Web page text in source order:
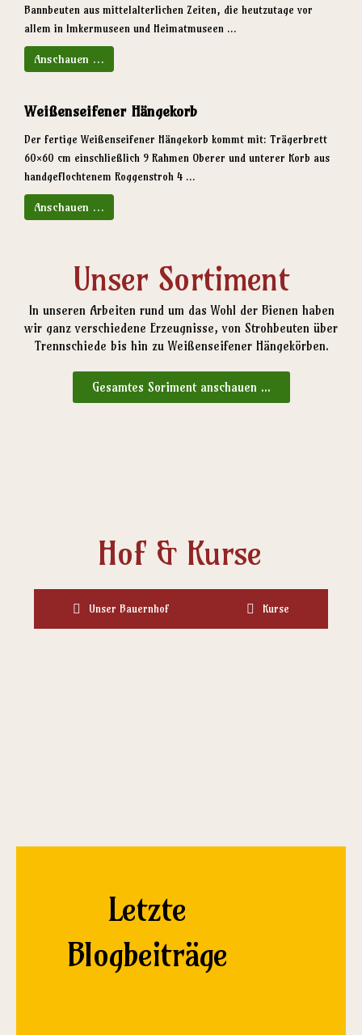
Bannbeuten aus mittelalterlichen Zeiten, die heutzutage vor
allem in Imkermuseen und Heimatmuseen ...
Anschauen …
Weißenseifener Hängekorb
Der fertige Weißenseifener Hängekorb kommt mit: Trägerbrett
60×60 cm einschließlich 9 Rahmen Oberer und unterer Korb aus
handgeflochtenem Roggenstroh 4 ...
Anschauen …
Unser Sortiment
In unseren Arbeiten rund um das Wohl der Bienen haben
wir ganz verschiedene Erzeugnisse, von Strohbeuten über
Trennschiede bis hin zu Weißenseifener Hängekörben.
Gesamtes Soriment anschauen ...
Hof & Kurse
Unser Bauernhof Kurse
Letzte
Blogbeiträge